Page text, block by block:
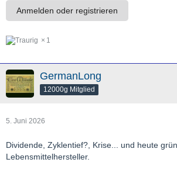
Anmelden oder registrieren
1
GermanLong
12000g Mitglied
5. Juni 2026
Dividende, Zyklentief?, Krise... und heute
Lebensmittelhersteller.